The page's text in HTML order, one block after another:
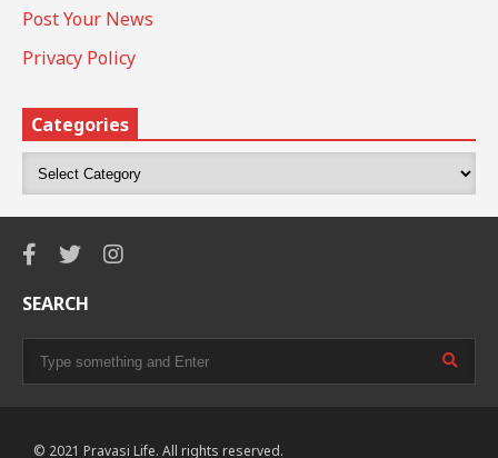
Post Your News
Privacy Policy
Categories
SEARCH
© 2021 Pravasi Life. All rights reserved.